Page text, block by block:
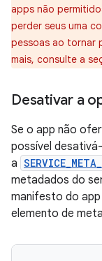
apps não
perder seus uma
pessoas ao tornar
mais, consulte a
Desativar a
Se o app não
possível
a
metadados do
manifesto do
elemento de